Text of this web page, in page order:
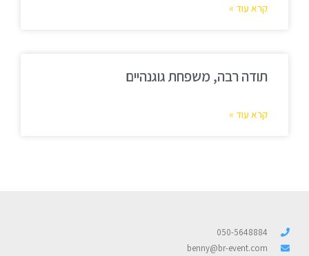
קרא עוד »
תודה רבה, משפחת גוגנהיים
קרא עוד »
050-5648884
benny@br-event.com